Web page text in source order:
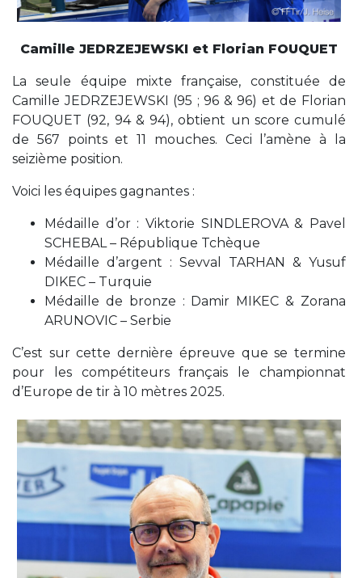
Camille JEDRZEJEWSKI et Florian FOUQUET
La seule équipe mixte française, constituée de
Camille JEDRZEJEWSKI (95 ; 96 & 96) et de Florian
FOUQUET (92, 94 & 94), obtient un score cumulé
de 567 points et 11 mouches. Ceci l’amène à la
seizième position.
Voici les équipes gagnantes :
Médaille d’or : Viktorie SINDLEROVA & Pavel
SCHEBAL – République Tchèque
Médaille d’argent : Sevval TARHAN & Yusuf
DIKEC – Turquie
Médaille de bronze : Damir MIKEC & Zorana
ARUNOVIC – Serbie
C’est sur cette dernière épreuve que se termine
pour les compétiteurs français le championnat
d’Europe de tir à 10 mètres 2025.